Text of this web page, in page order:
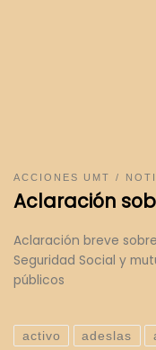
ACCIONES UMT
Aclaración
Aclaración breve
Seguridad Social y
públicos
activo adeslas